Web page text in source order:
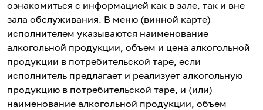
ознакомиться с информацией как в зале, так и вне
зала обслуживания. В меню (винной карте)
исполнителем указываются наименование
алкогольной продукции, объем и цена алкогольной
продукции в потребительской таре, если
исполнитель предлагает и реализует алкогольную
продукцию в потребительской таре, и (или)
наименование алкогольной продукции, объем